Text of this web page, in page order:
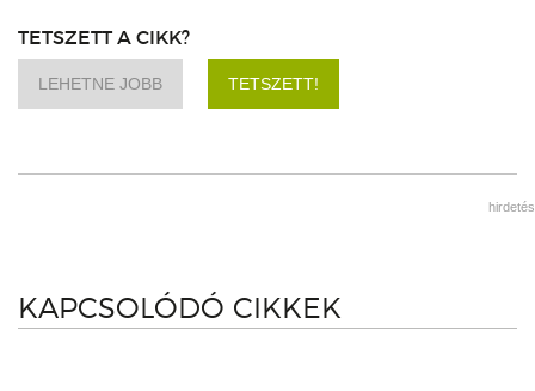
TETSZETT A CIKK?
LEHETNE JOBB TETSZETT!
hirdetés
KAPCSOLÓDÓ CIKKEK